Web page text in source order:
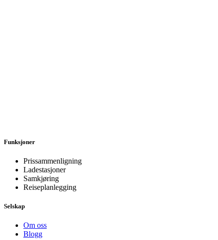
Funksjoner
Prissammenligning
Ladestasjoner
Samkjøring
Reiseplanlegging
Selskap
Om oss
Blogg